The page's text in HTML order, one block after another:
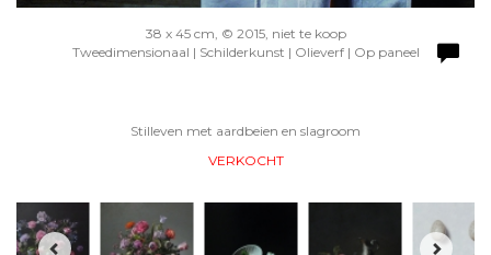
38 x 45 cm, © 2015, niet te koop
Tweedimensionaal | Schilderkunst | Olieverf | Op paneel
Stilleven met aardbeien en slagroom
VERKOCHT